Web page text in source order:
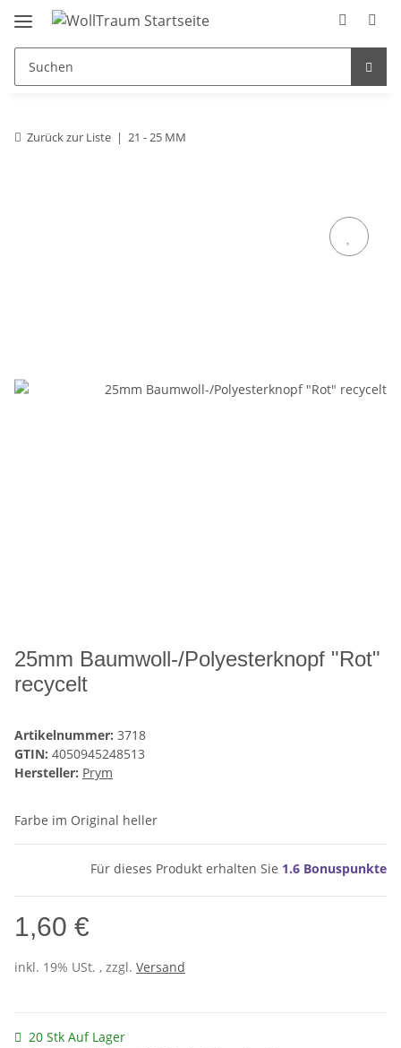
Zurück zur Liste 21 - 25 MM
25mm Baumwoll-/Polyesterknopf "Rot"
recycelt
Artikelnummer: 3718
GTIN: 4050945248513
Hersteller: Prym
Farbe im Original heller
Für dieses Produkt erhalten Sie 1.6 Bonuspunkte
1,60 €
inkl. 19% USt. , zzgl. Versand
20 Stk Auf Lager